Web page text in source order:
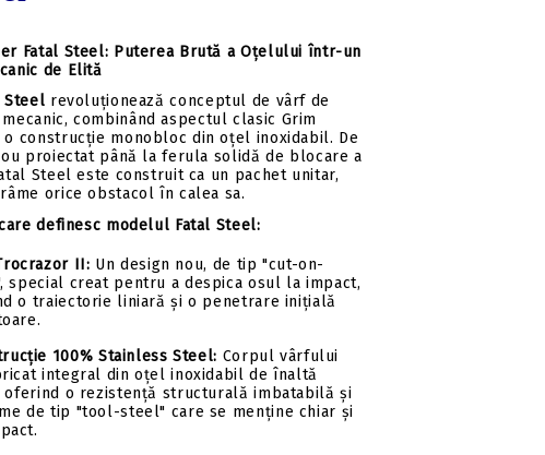
Fatal Steel: Puterea Brută a Oțelului într-un
de Elită
Steel revoluționează conceptul de vârf de
combinând aspectul clasic Grim
o construcție monobloc din oțel inoxidabil. De
proiectat până la ferula solidă de blocare a
Steel este construit ca un pachet unitar,
orice obstacol în calea sa.
definesc modelul Fatal Steel:
II: Un design nou, de tip "cut-on-
special creat pentru a despica osul la impact,
o traiectorie liniară și o penetrare inițială
100% Stainless Steel: Corpul vârfului
integral din oțel inoxidabil de înaltă
oferind o rezistență structurală imbatabilă și
de tip "tool-steel" care se menține chiar și